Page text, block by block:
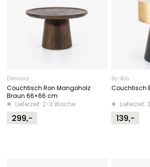
Eleonora
Couchtisch Ron Mangoholz
Braun 66×66 cm
Lieferzeit: 2-3 Woche
299,-
By-Boo
Couchtisch
Lieferzeit:
139,-